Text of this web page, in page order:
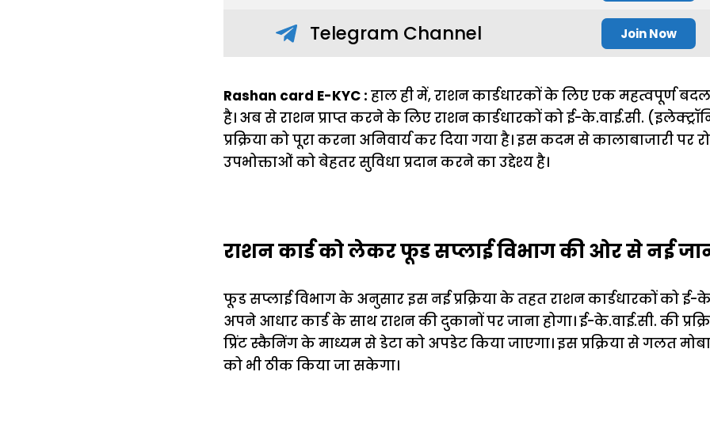
Telegram Channel Join Now
Rashan card E-KYC : हाल ही में, राशन कार्डधारकों के लिए एक महत्वपूर्ण
है। अब से राशन प्राप्त करने के लिए राशन कार्डधारकों को ई-के.वाई.सी.
प्रक्रिया को पूरा करना अनिवार्य कर दिया गया है। इस कदम से कालाबाजारी
उपभोक्ताओं को बेहतर सुविधा प्रदान करने का उद्देश्य है।
राशन कार्ड को लेकर फूड सप्लाई विभाग की ओर से नई
फूड सप्लाई विभाग के अनुसार इस नई प्रक्रिया के तहत राशन कार्डधारकों को ई-
अपने आधार कार्ड के साथ राशन की दुकानों पर जाना होगा। ई-के.वाई.सी. की
प्रिंट स्कैनिंग के माध्यम से डेटा को अपडेट किया जाएगा। इस प्रक्रिया से गलत
को भी ठीक किया जा सकेगा।